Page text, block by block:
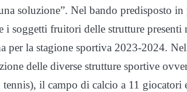
soluzione”. Nel bando predisposto
soggetti fruitori delle strutture presenti
per la stagione sportiva 2023-2024.
delle diverse strutture sportive
il campo di calcio a 11 giocatori